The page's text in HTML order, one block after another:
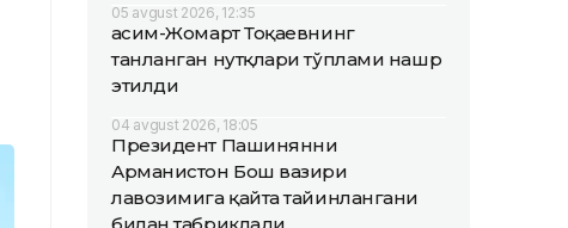
05 avgust 2026, 12:35
Қасим-Жомарт Тоқаевнинг
танланган нутқлари тўплами нашр
этилди
04 avgust 2026, 18:05
Президент Пашинянни
Арманистон Бош вазири
лавозимига қайта тайинлангани